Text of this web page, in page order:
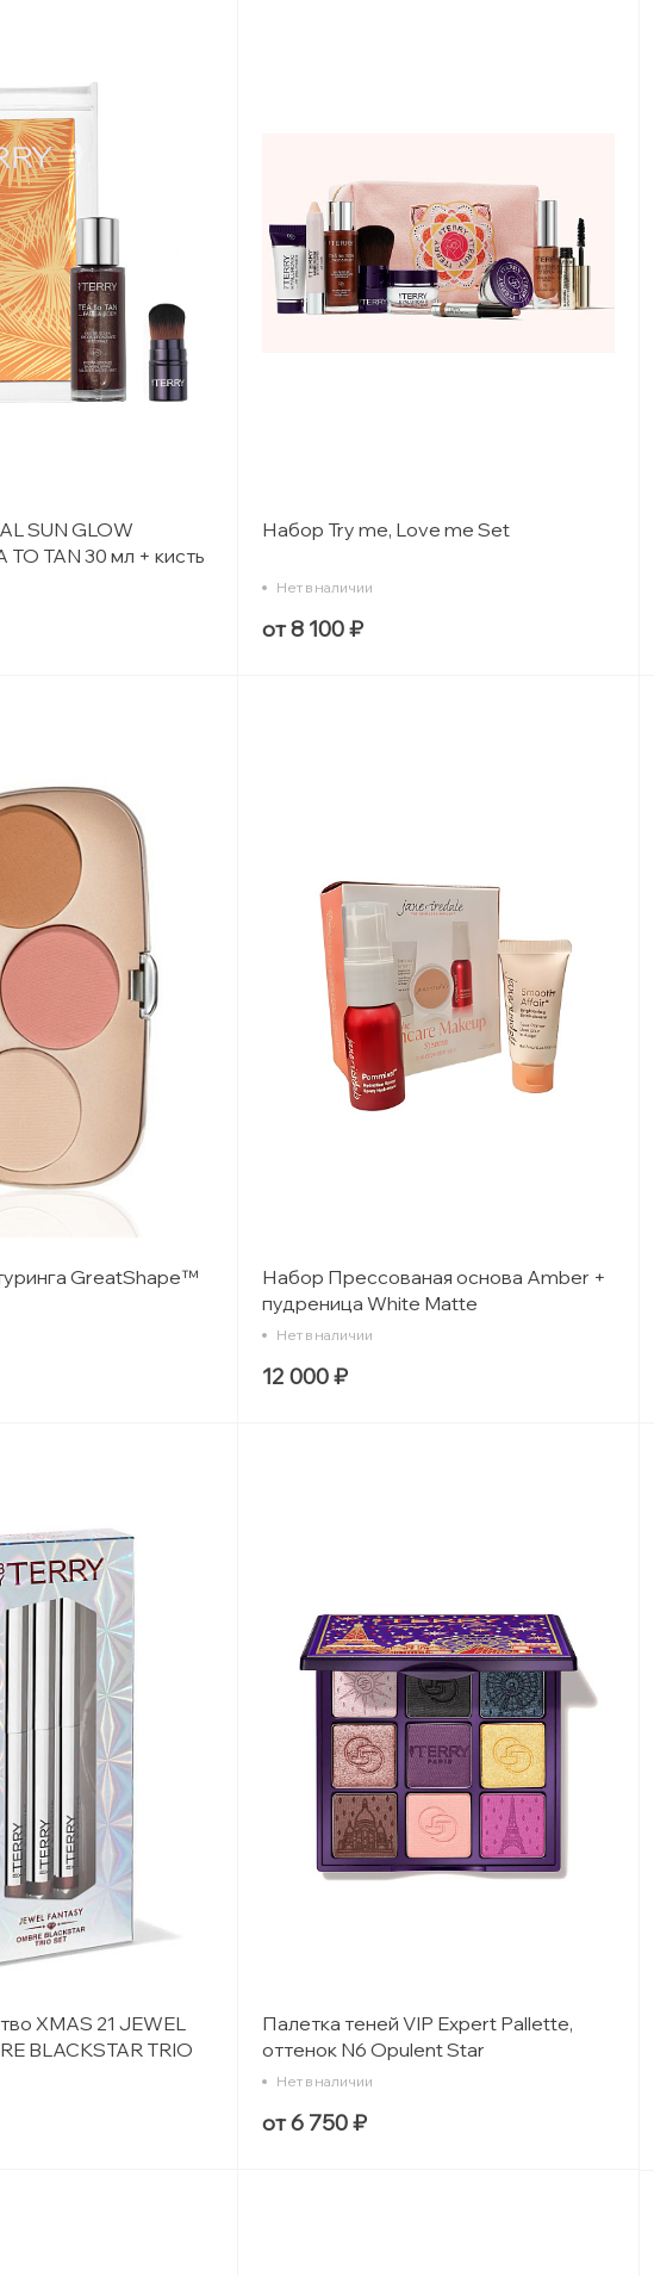
SUN GLOW
TO TAN 30 мл + кисть
Набор Try me, Love me Set
Нет в наличии
от 8 100 ₽
GreatShape™
Набор Прессованая основа Amber +
пудреница White Matte
Нет в наличии
12 000 ₽
XMAS 21 JEWEL
BLACKSTAR TRIO
Палетка теней VIP Expert Pallette,
оттенок N6 Opulent Star
Нет в наличии
от 6 750 ₽